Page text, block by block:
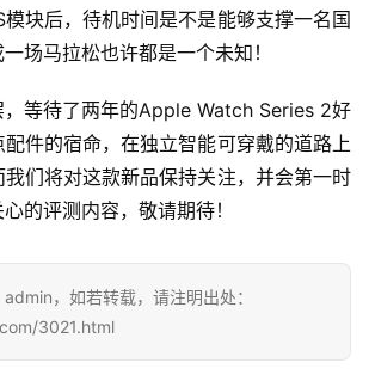
块后，待机时间是不是能够支撑一名国
场马拉松也许都是一个未知！
，等待了两年的Apple Watch Series 2好
件的宿命，在独立智能可穿戴的道路上
们将对这款新品保持关注，并会第一时
的评测内容，敬请期待！
，如若转载，请注明出处：
3021.html